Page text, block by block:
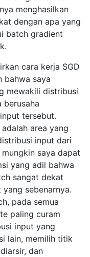
menghasilkan
dengan apa yang
batch gradient
cara kerja SGD
bahwa saya
mewakili distribusi
berusaha
tersebut.
area yang
input dari
saya dapat
yang adil bahwa
sangat dekat
sebenarnya.
pada semua
paling curam
input yang
lain, memilih titik
dan